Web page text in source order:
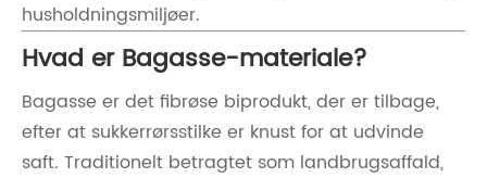
husholdningsmiljøer.
Hvad er Bagasse-materiale?
Bagasse er det fibrøse biprodukt, der er tilbage,
efter at sukkerrørsstilke er knust for at udvinde
saft. Traditionelt betragtet som landbrugsaffald,